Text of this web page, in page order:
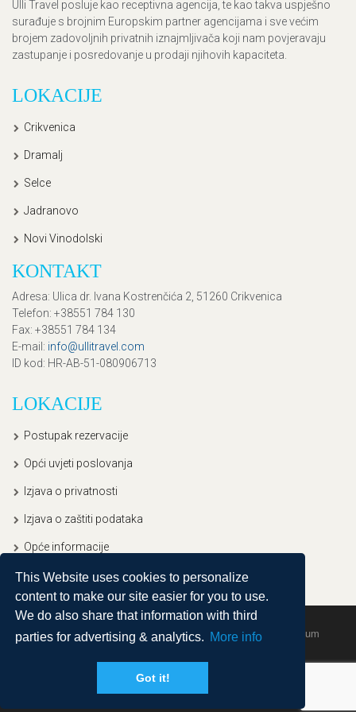
This Website uses cookies to personalize
content to make our site easier for you to use.
We do also share that information with third
parties for advertising & analytics. More info
Got it!
Ulli Travel posluje kao receptivna agencija, te kao takva uspješno
surađuje s brojnim Europskim partner agencijama i sve većim
brojem zadovoljnih privatnih iznajmljivača koji nam povjeravaju
zastupanje i posredovanje u prodaji njihovih kapaciteta.
LOKACIJE
Crikvenica
Dramalj
Selce
Jadranovo
Novi Vinodolski
KONTAKT
Adresa: Ulica dr. Ivana Kostrenčića 2, 51260 Crikvenica
Telefon: +38551 784 130
Fax: +38551 784 134
E-mail : info@ullitravel.com
ID kod: HR-AB-51-080906713
LOKACIJE
Postupak rezervacije
Opći uvjeti poslovanja
Izjava o privatnosti
Izjava o zaštiti podataka
Opće informacije
Copyright © 2020, Ullitravel |Sitemap| Powered by Agendum